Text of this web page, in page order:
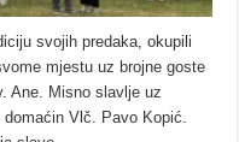
svojih predaka, okupili
mjestu uz brojne goste
Ane. Misno slavlje uz
Vlč. Pavo Kopić.